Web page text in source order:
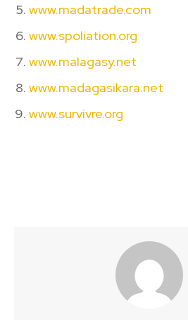
www.madatrade.com
www.spoliation.org
www.malagasy.net
www.madagasikara.net
www.survivre.org